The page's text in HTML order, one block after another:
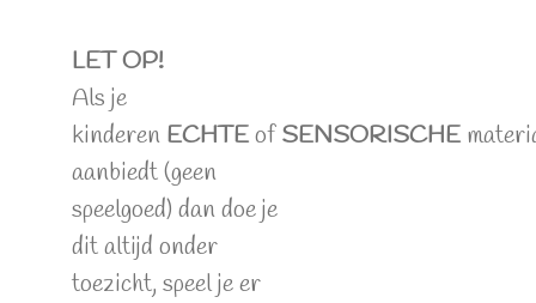
LET OP!
Als je
kinderen ECHTEofSENSORISCHE
aanbiedt (geen
speelgoed) dan doe je
dit altijd onder
toezicht, speel je er